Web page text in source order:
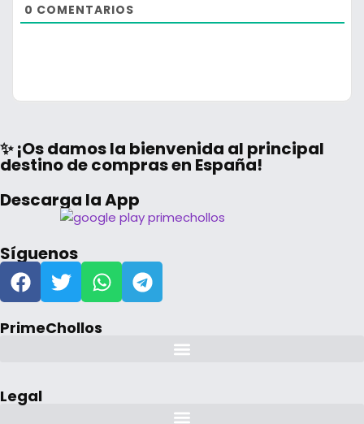
0 COMENTARIOS
✨ ¡Os damos la bienvenida al principal
destino de compras en España!
Descarga la App
Síguenos
PrimeChollos
Legal